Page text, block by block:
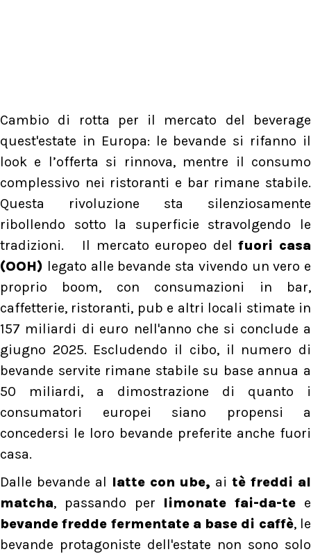
Cambio di rotta per il mercato del beverage
quest'estate in Europa: le bevande si rifanno il
look e l’offerta si rinnova, mentre il consumo
complessivo nei ristoranti e bar rimane stabile.
Questa rivoluzione sta silenziosamente
ribollendo sotto la superficie stravolgendo le
tradizioni. Il mercato europeo delfuori casa
(OOH) legato alle bevande sta vivendo un vero e
proprio boom, con consumazioni in bar,
caffetterie, ristoranti, pub e altri locali stimate in
157 miliardi di euro nell'anno che si conclude a
giugno 2025. Escludendo il cibo, il numero di
bevande servite rimane stabile su base annua a
50 miliardi, a dimostrazione di quanto i
consumatori europei siano propensi a
concedersi le loro bevande preferite anche fuori
casa.
Dalle bevande al latte con ube, aitè freddi al
matcha, passando per limonate fai-da-te e
bevande fredde fermentate a base di caffè, le
bevande protagoniste dell'estate non sono solo